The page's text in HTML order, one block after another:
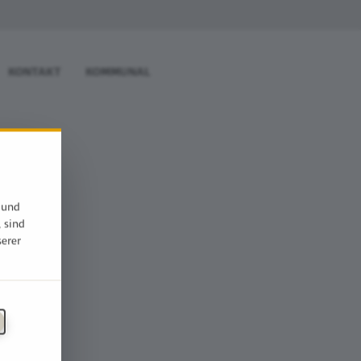
KONTAKT KOMMUNAL
sind